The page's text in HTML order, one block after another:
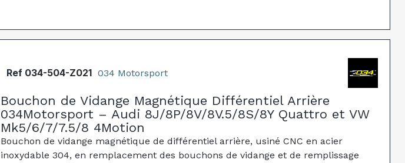
Ref 034-504-Z021 034 Motorsport
Bouchon de Vidange Magnétique Différentiel Arrière
034Motorsport – Audi 8J/8P/8V/8V.5/8S/8Y Quattro et VW
Mk5/6/7/7.5/8 4Motion
Bouchon de vidange magnétique de différentiel arrière, usiné CNC en acier
inoxydable 304, en remplacement des bouchons de vidange et de remplissage